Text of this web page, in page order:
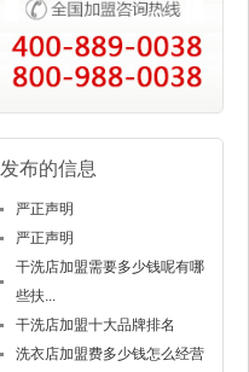
发布的信息
严正声明
严正声明
干洗店加盟需要多少钱呢有哪
些扶...
干洗店加盟十大品牌排名
洗衣店加盟费多少钱怎么经营